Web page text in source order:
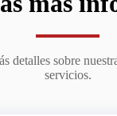
detalles sobre
servicios.